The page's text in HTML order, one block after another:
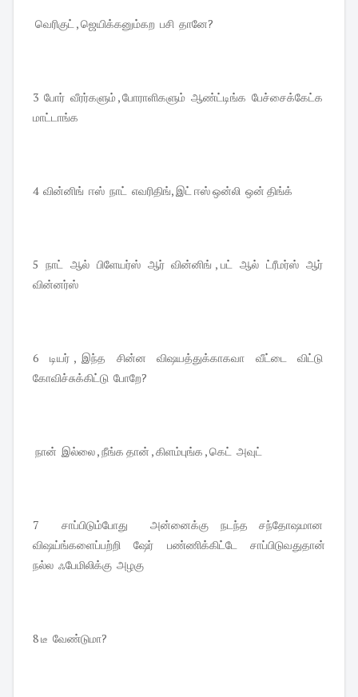
வெரிகுட் , ஜெயிக்கனும்கற பசி தானே?
3 போர் வீரர்களும் , போராளிகளும் ஆண்ட்டிங்க பேச்சைக்கேட்க
மாட்டாங்க
4 வின்னிங் ஈஸ் நாட் எவரிதிங், இட் ஈஸ் ஒன்லி ஒன் திங்க்
5 நாட் ஆல் பிளேயர்ஸ் ஆர் வின்னிங் , பட் ஆல் ட்ரீமர்ஸ் ஆர்
வின்னர்ஸ்
6 டியர் , இந்த சின்ன விஷயத்துக்காகவா வீட்டை விட்டு
கோவிச்சுக்கிட்டு போறே?
நான் இல்லை , நீங்க தான் , கிளம்புங்க , கெட் அவுட்
7 சாப்பிடும்போது அன்னைக்கு நடந்த சந்தோஷமான
விஷய்ங்களைப்பற்றி ஷேர் பண்ணிக்கிட்டே சாப்பிடுவதுதான்
நல்ல ஃபேமிலிக்கு அழகு
8 டீ வேண்டுமா?